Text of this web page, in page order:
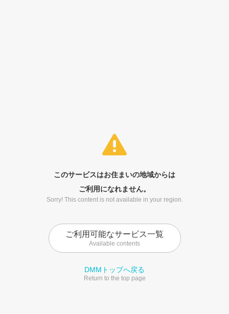
このサービスはお住まいの地域からは
ご利用になれません。
Sorry! This content is not available in your region.
ご利用可能なサービス一覧
Available contents
DMMトップへ戻る
Return to the top page